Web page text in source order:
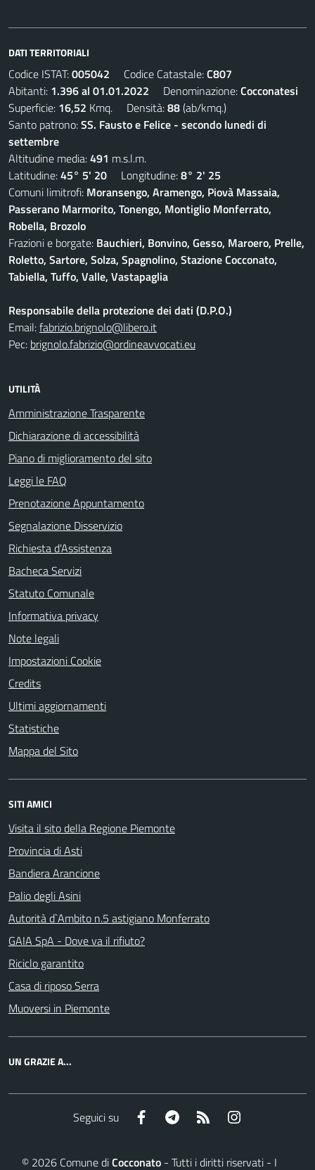
DATI TERRITORIALI
Codice ISTAT:005042 Codice Catastale:C807
Abitanti: 1.396 al 01.01.2022 Denominazione:Cocconatesi
Superficie: 16,52 Kmq. Densità:88(ab/kmq.)
Santo patrono:SS. Fausto e Felice - secondo lunedi di
settembre
Altitudine media:491 m.s.l.m.
Latitudine:45° 5' 20 Longitudine:8° 2' 25
Comuni limitrofi: Moransengo, Aramengo, Piovà Massaia,
Passerano Marmorito, Tonengo, Montiglio Monferrato,
Robella, Brozolo
Frazioni e borgate: Bauchieri, Bonvino, Gesso, Maroero, Prelle,
Roletto, Sartore, Solza, Spagnolino, Stazione Cocconato,
Tabiella, Tuffo, Valle, Vastapaglia
Responsabile della protezione dei dati (D.P.O.)
Email:fabrizio.brignolo@libero.it
Pec: brignolo.fabrizio@ordineavvocati.eu
UTILITÀ
Amministrazione Trasparente
Dichiarazione di accessibilità
Piano di miglioramento del sito
Leggi le FAQ
Prenotazione Appuntamento
Segnalazione Disservizio
Richiesta d'Assistenza
Bacheca Servizi
Statuto Comunale
Informativa privacy
Note legali
Impostazioni Cookie
Credits
Ultimi aggiornamenti
Statistiche
Mappa del Sito
SITI AMICI
Visita il sito della Regione Piemonte
Provincia di Asti
Bandiera Arancione
Palio degli Asini
Autorità d`Ambito n.5 astigiano Monferrato
GAIA SpA - Dove va il rifiuto?
Riciclo garantito
Casa di riposo Serra
Muoversi in Piemonte
UN GRAZIE A...
Seguici su Facebook Telegram RSS
© 2026Comune diCocconato- Tutti i diritti riservati - I